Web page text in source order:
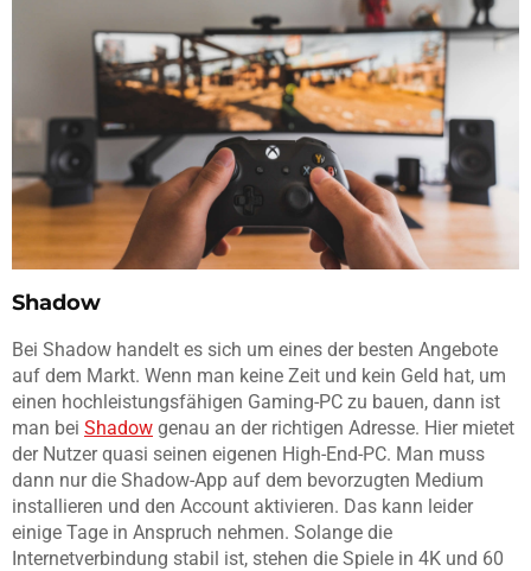
Shadow
Bei Shadow handelt es sich um eines der besten Angebote
auf dem Markt. Wenn man keine Zeit und kein Geld hat, um
einen hochleistungsfähigen Gaming-PC zu bauen, dann ist
man bei Shadow genau an der richtigen Adresse. Hier mietet
der Nutzer quasi seinen eigenen High-End-PC. Man muss
dann nur die Shadow-App auf dem bevorzugten Medium
installieren und den Account aktivieren. Das kann leider
einige Tage in Anspruch nehmen. Solange die
Internetverbindung stabil ist, stehen die Spiele in 4K und 60